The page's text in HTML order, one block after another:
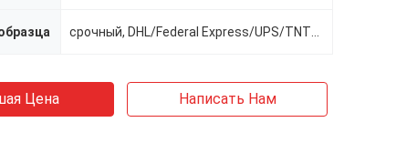
Цена Написать Нам